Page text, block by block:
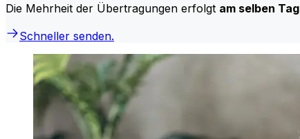
Die Mehrheit der Übertragungen erfolgt am selben Tag
Schneller senden.